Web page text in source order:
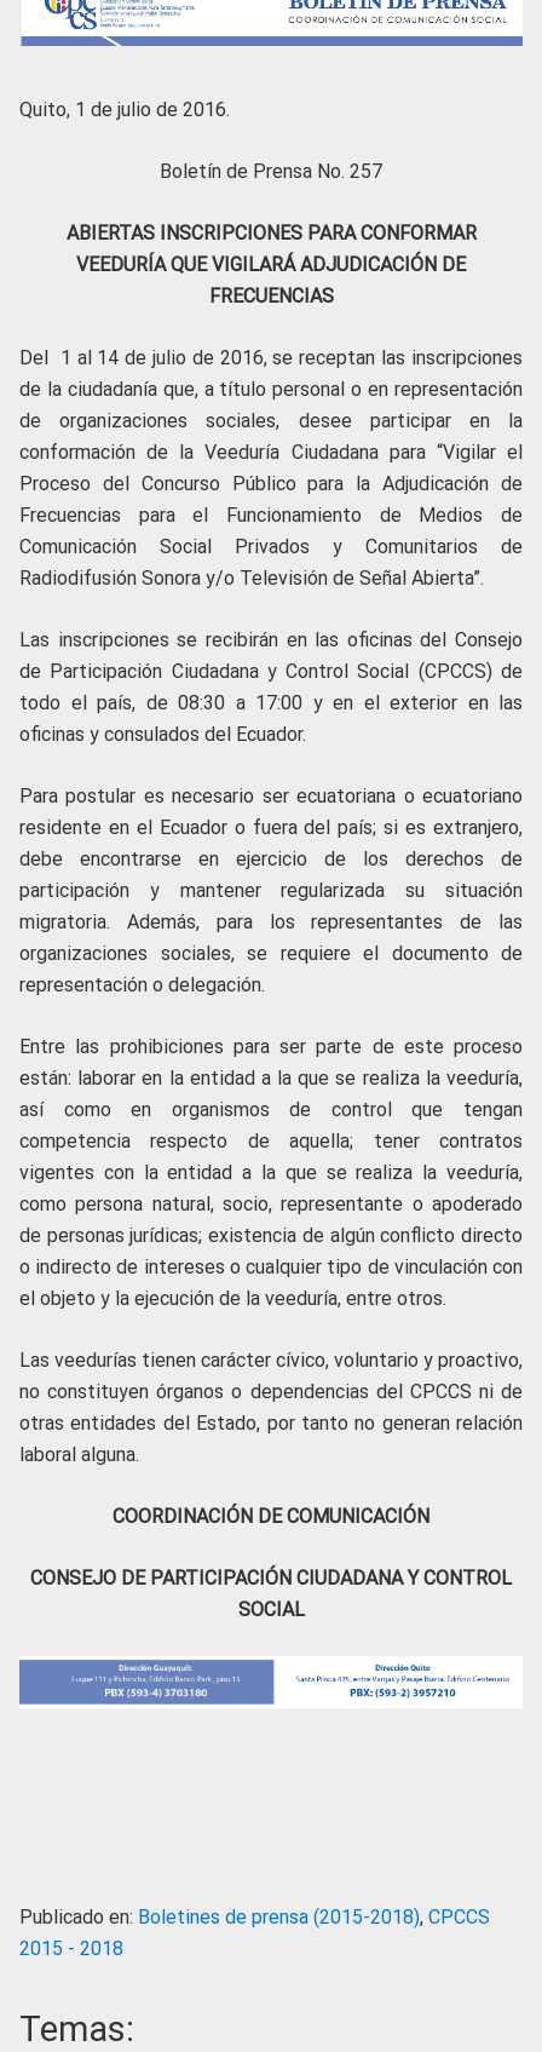
Quito, 1 de julio de 2016.
Boletín de Prensa No. 257
ABIERTAS INSCRIPCIONES PARA CONFORMAR
VEEDURÍA QUE VIGILARÁ ADJUDICACIÓN DE
FRECUENCIAS
Del 1 al 14 de julio de 2016, se receptan las inscripciones
de la ciudadanía que, a título personal o en representación
de organizaciones sociales, desee participar en la
conformación de la Veeduría Ciudadana para “Vigilar el
Proceso del Concurso Público para la Adjudicación de
Frecuencias para el Funcionamiento de Medios de
Comunicación Social Privados y Comunitarios de
Radiodifusión Sonora y/o Televisión de Señal Abierta”.
Las inscripciones se recibirán en las oficinas del Consejo
de Participación Ciudadana y Control Social (CPCCS) de
todo el país, de 08:30 a 17:00 y en el exterior en las
oficinas y consulados del Ecuador.
Para postular es necesario ser ecuatoriana o ecuatoriano
residente en el Ecuador o fuera del país; si es extranjero,
debe encontrarse en ejercicio de los derechos de
participación y mantener regularizada su situación
migratoria. Además, para los representantes de las
organizaciones sociales, se requiere el documento de
representación o delegación.
Entre las prohibiciones para ser parte de este proceso
están: laborar en la entidad a la que se realiza la veeduría,
así como en organismos de control que tengan
competencia respecto de aquella; tener contratos
vigentes con la entidad a la que se realiza la veeduría,
como persona natural, socio, representante o apoderado
de personas jurídicas; existencia de algún conflicto directo
o indirecto de intereses o cualquier tipo de vinculación con
el objeto y la ejecución de la veeduría, entre otros.
Las veedurías tienen carácter cívico, voluntario y proactivo,
no constituyen órganos o dependencias del CPCCS ni de
otras entidades del Estado, por tanto no generan relación
laboral alguna.
COORDINACIÓN DE COMUNICACIÓN
CONSEJO DE PARTICIPACIÓN CIUDADANA Y CONTROL
SOCIAL
Publicado en: Boletines de prensa (2015-2018), CPCCS
2015 - 2018
Temas: